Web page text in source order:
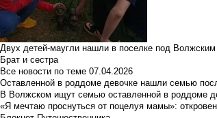
Двух детей-маугли нашли в поселке под Волжским
Брат и сестра
Все новости по теме 07.04.2026
Оставленной в роддоме девочке нашли семью
В Волжском ищут семью оставленной в роддоме
«Я мечтаю проснуться от поцелуя мамы»: